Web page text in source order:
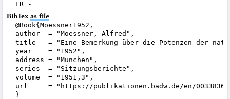
BibTex as file
@Book{Moessner1952,
author  = "Moessner, Alfred",
title   = "Eine Bemerkung über die Potenzen der
year    = "1952",
address = "München",
series  = "Sitzungsberichte",
volume  = "1951,3",
url     = "https://publikationen.badw.de/en/